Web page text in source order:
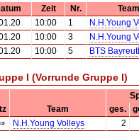
Zeit Nr.
10:00 1
N.H.Young
10:00 3
N.H.Young
10:00 5 BTS
I (Vorrunde Gruppe I)
Team ges.
N.H.Young Volleys
2